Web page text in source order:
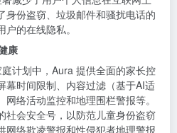
身份盗窃、垃圾邮件和骚扰电话的
户的在线隐私。
康
计划中，Aura 提供全面的家长控
幕时间限制、内容过滤（基于AI适
网络活动监控和地理围栏警报等。
社会安全号，以防范儿童身份盗窃
网络欺凌警报和性侵犯者地理警报